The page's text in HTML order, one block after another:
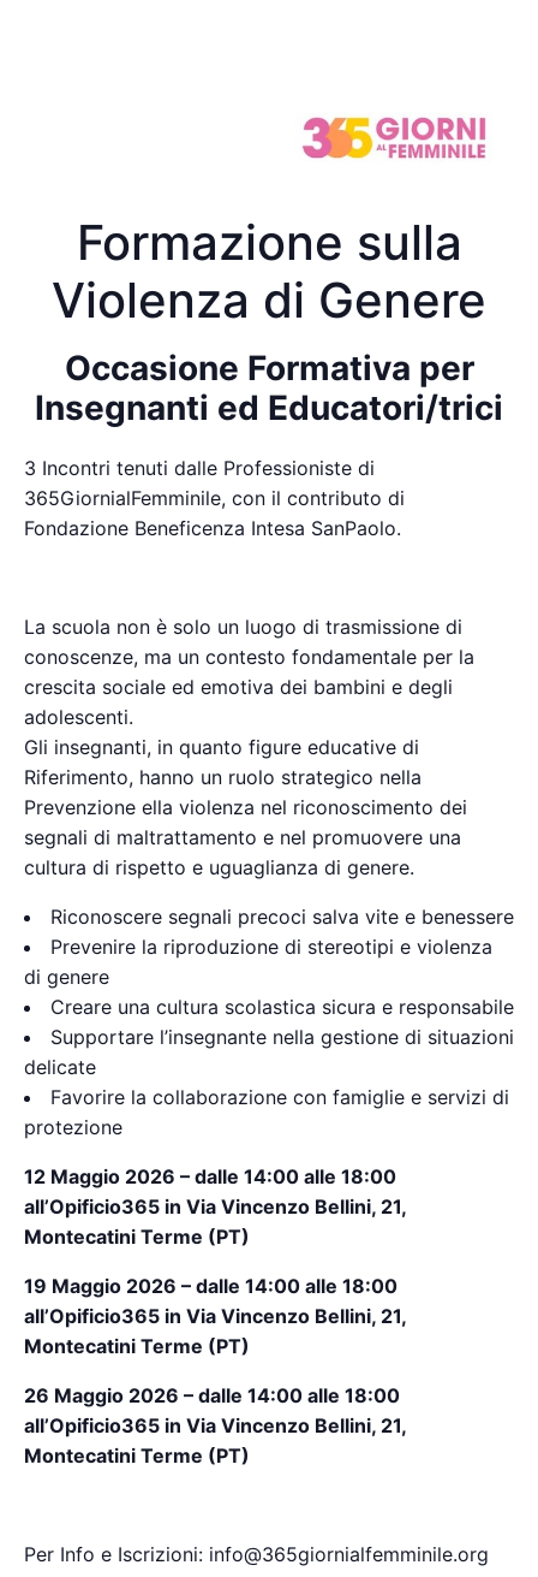
Formazione sulla
Violenza di Genere
Occasione Formativa per
Insegnanti ed Educatori/trici
3 Incontri tenuti dalle Professioniste di
365GiornialFemminile, con il contributo di
Fondazione Beneficenza Intesa SanPaolo.
La scuola non è solo un luogo di trasmissione di
conoscenze, ma un contesto fondamentale per la
crescita sociale ed emotiva dei bambini e degli
adolescenti.
Gli insegnanti, in quanto figure educative di
Riferimento, hanno un ruolo strategico nella
Prevenzione ella violenza nel riconoscimento dei
segnali di maltrattamento e nel promuovere una
cultura di rispetto e uguaglianza di genere.
Riconoscere segnali precoci salva vite e benessere
Prevenire la riproduzione di stereotipi e violenza
di genere
Creare una cultura scolastica sicura e responsabile
Supportare l’insegnante nella gestione di situazioni
delicate
Favorire la collaborazione con famiglie e servizi di
protezione
12 Maggio 2026 – dalle 14:00 alle 18:00
all’Opificio365 in Via Vincenzo Bellini, 21,
Montecatini Terme (PT)
19 Maggio 2026 – dalle 14:00 alle 18:00
all’Opificio365 in Via Vincenzo Bellini, 21,
Montecatini Terme (PT)
26 Maggio 2026 – dalle 14:00 alle 18:00
all’Opificio365 in Via Vincenzo Bellini, 21,
Montecatini Terme (PT)
Per Info e Iscrizioni: info@365giornialfemminile.org